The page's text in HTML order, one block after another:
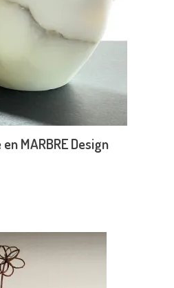
MARBRE Design